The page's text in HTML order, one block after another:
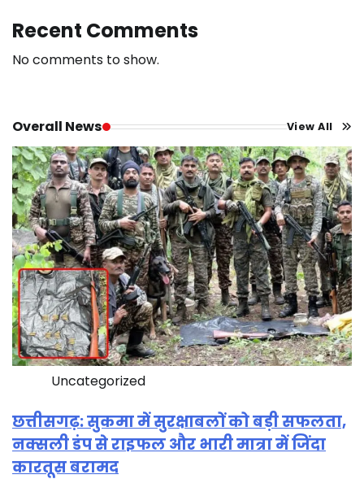
Recent Comments
No comments to show.
Overall News View All
Uncategorized
छत्तीसगढ़: सुकमा में सुरक्षाबलों को बड़ी सफलता,
नक्सली डंप से राइफल और भारी मात्रा में जिंदा
कारतूस बरामद